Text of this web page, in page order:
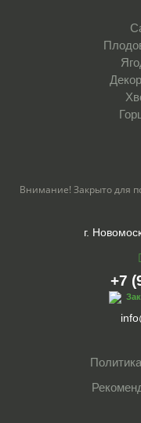
Внимание! Закрыто для
г.
+7